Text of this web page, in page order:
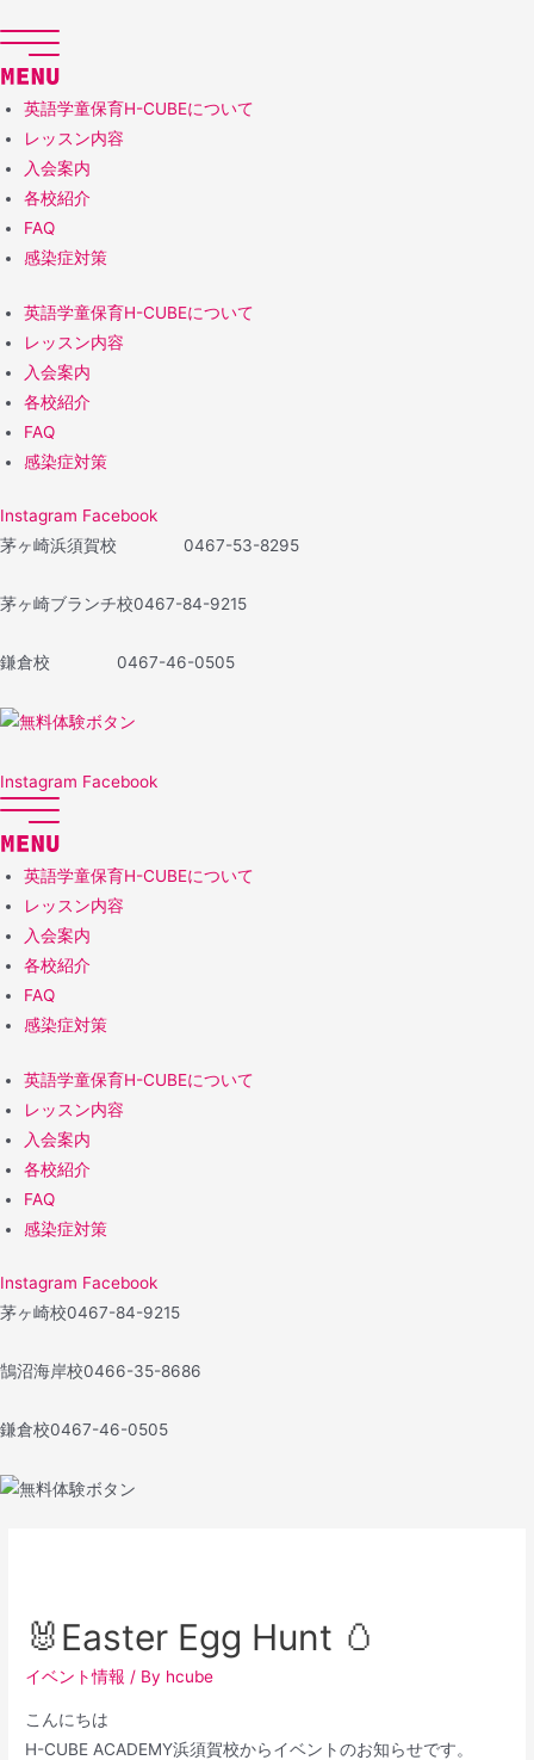
ン
テ
英語学童保育H-CUBEについて
レッスン内容
入会案内
各校紹介
FAQ
感染症対策
英語学童保育H-CUBEについて
レッスン内容
入会案内
各校紹介
FAQ
感染症対策
Instagram Facebook
茅ヶ崎浜須賀校 0467-53-8295
茅ヶ崎ブランチ校0467-84-9215
鎌倉校 0467-46-0505
Instagram Facebook
英語学童保育H-CUBEについて
レッスン内容
入会案内
各校紹介
FAQ
感染症対策
英語学童保育H-CUBEについて
レッスン内容
入会案内
各校紹介
FAQ
感染症対策
Instagram Facebook
茅ヶ崎校0467-84-9215
鵠沼海岸校0466-35-8686
鎌倉校0467-46-0505
🐰Easter Egg Hunt 🥚
イベント情報 / By hcube
こんにちは
H-CUBE ACADEMY浜須賀校からイベントのお知らせです。